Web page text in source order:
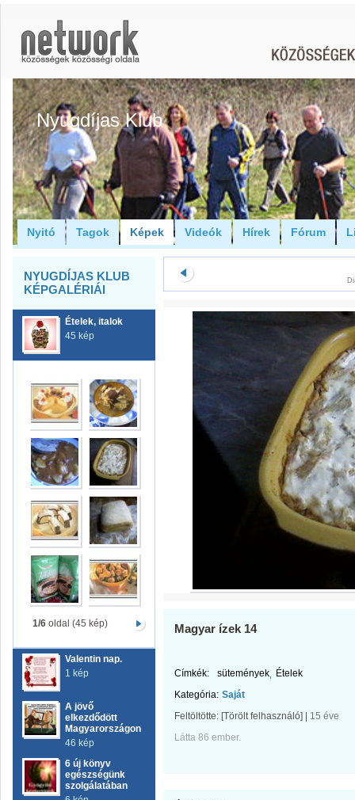
Nyugdíjas Klub
Nyitó Tagok Képek Videók Hírek Fórum
NYUGDÍJAS KLUB
KÉPGALÉRIÁI
Ételek, italok
45 kép
1/6oldal (45 kép)
Valentin nap.
1 kép
A jövő
elkezdődött
Magyarországon
46 kép
6 új könyv
egészségünk
szolgálatában
Magyar ízek 14
Címkék: sütemények
Ételek
Kategória: Saját
Feltöltötte: [Törölt felhasználó]
15 éve
Látta 86 ember.